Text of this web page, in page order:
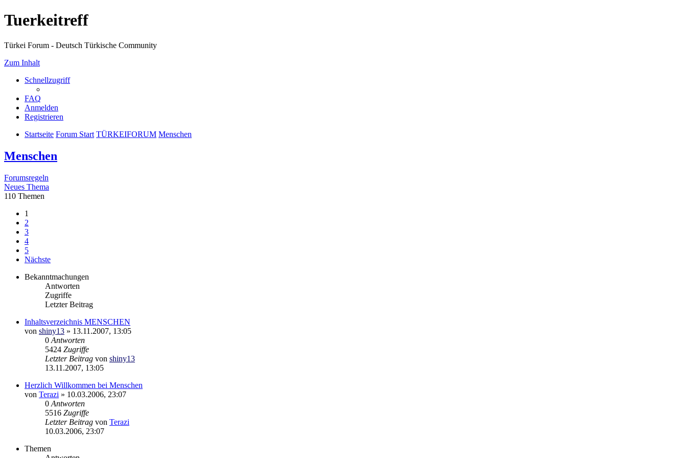
Tuerkeitreff
Türkei Forum - Deutsch Türkische Community
Zum Inhalt
Schnellzugriff
FAQ
Anmelden
Registrieren
Startseite Forum Start TÜRKEIFORUM Menschen
Menschen
Forumsregeln
Neues Thema
110 Themen
1
2
3
4
5
Nächste
Bekanntmachungen
Antworten
Zugriffe
Letzter Beitrag
Inhaltsverzeichnis MENSCHEN
von shiny13 » 13.11.2007, 13:05
0 Antworten
5424 Zugriffe
Letzter Beitrag von shiny13
13.11.2007, 13:05
Herzlich Willkommen bei Menschen
von Terazi » 10.03.2006, 23:07
0 Antworten
5516 Zugriffe
Letzter Beitrag von Terazi
10.03.2006, 23:07
Themen